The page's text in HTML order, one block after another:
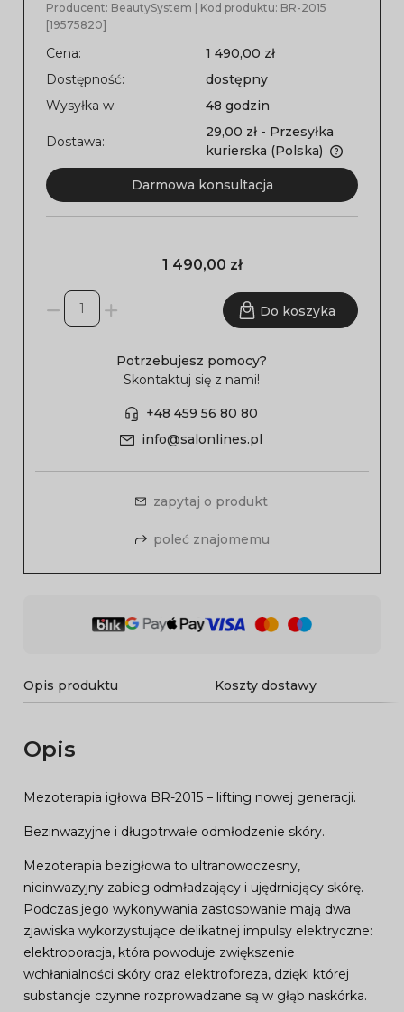
Producent: BeautySystem | Kod produktu: BR-2015
[19575820]
Cena:
1 490,00 zł
Dostępność:
dostępny
Wysyłka w:
48 godzin
Dostawa:
29,00 zł - Przesyłka
kurierska (Polska)
Darmowa konsultacja
1 490,00 zł
Do koszyka
Potrzebujesz pomocy?
Skontaktuj się z nami!
+48 459 56 80 80
info@salonlines.pl
zapytaj o produkt
poleć znajomemu
Opis produktu Koszty dostawy
Opis
Mezoterapia igłowa BR-2015 – lifting nowej generacji.
Bezinwazyjne i długotrwałe odmłodzenie skóry.
Mezoterapia bezigłowa to ultranowoczesny,
nieinwazyjny zabieg odmładzający i ujędrniający skórę.
Podczas jego wykonywania zastosowanie mają dwa
zjawiska wykorzystujące delikatnej impulsy elektryczne:
elektroporacja, która powoduje zwiększenie
wchłanialności skóry oraz elektroforeza, dzięki której
substancje czynne rozprowadzane są w głąb naskórka.